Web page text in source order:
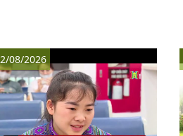
2/08/2026